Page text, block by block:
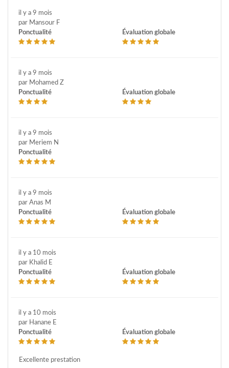
il y a 9 mois
par Mansour F
Ponctualité
Évaluation globale
il y a 9 mois
par Mohamed Z
Ponctualité
Évaluation globale
il y a 9 mois
par Meriem N
Ponctualité
il y a 9 mois
par Anas M
Ponctualité
Évaluation globale
il y a 10 mois
par Khalid E
Ponctualité
Évaluation globale
il y a 10 mois
par Hanane E
Ponctualité
Évaluation globale
Excellente prestation